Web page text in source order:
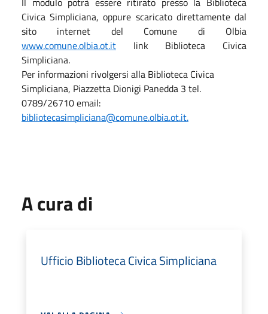
Civica Simpliciana, oppure scaricato direttamente dal
sito internet del Comune di Olbia
www.comune.olbia.ot.it link Biblioteca Civica
Simpliciana.
Per informazioni rivolgersi alla Biblioteca Civica
Simpliciana, Piazzetta Dionigi Panedda 3 tel.
0789/26710 email:
bibliotecasimpliciana@comune.olbia.ot.it.
A cura di
Ufficio Biblioteca Civica Simpliciana